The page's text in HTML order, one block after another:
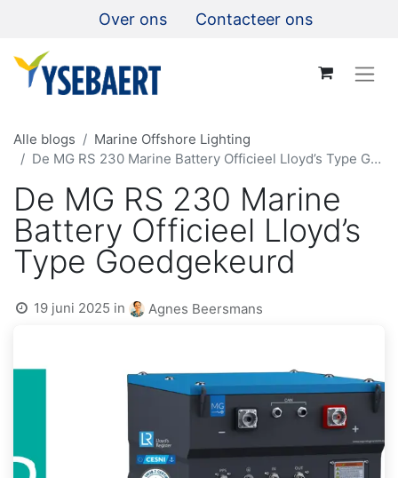
Over ons Contacteer ons
Alle blogs
Marine Offshore Lighting
De MG RS 230 Marine Battery Officieel Lloyd’s Type Goedgekeurd
De MG RS 230 Marine
Battery Officieel Lloyd’s
Type Goedgekeurd
19 juni 2025 in Agnes Beersmans